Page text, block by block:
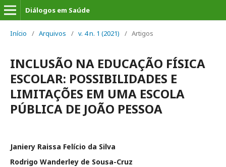
Diálogos em Saúde
Início / Arquivos / v. 4 n. 1 (2021) / Artigos
INCLUSÃO NA EDUCAÇÃO FÍSICA
ESCOLAR: POSSIBILIDADES E
LIMITAÇÕES EM UMA ESCOLA
PÚBLICA DE JOÃO PESSOA
Janiery Raissa Felício da Silva
Rodrigo Wanderley de Sousa-Cruz